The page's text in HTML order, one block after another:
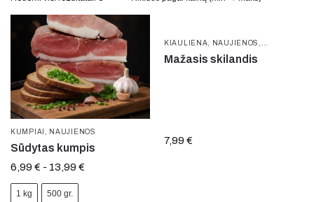
KUMPIAI , NAUJIENOS
Sūdytas kumpis
6,99 € - 13,99 €
1 kg 500 gr.
KIAULIENA NAUJIENOS
Mažasis skilandis
7,99 €